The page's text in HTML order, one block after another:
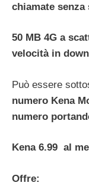
chiamate
50 MB 4G a
velocità in
Può essere
numero Kena
numero
Kena 6.99 al
Offre: